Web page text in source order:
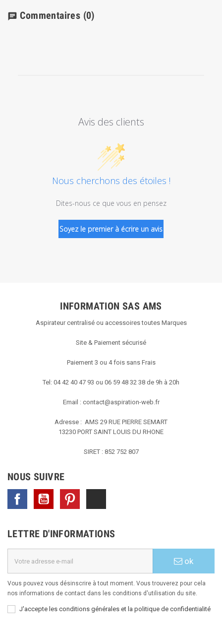
chat Commentaires (0)
Avis des clients
Nous cherchons des étoiles !
Dites-nous ce que vous en pensez
Soyez le premier à écrire un avis
INFORMATION SAS AMS
Aspirateur centralisé ou accessoires toutes Marques
Site & Paiement sécurisé
Paiement 3 ou 4 fois sans Frais
Tel: 04 42 40 47 93 ou 06 59 48 32 38 de 9h à 20h
Email : contact@aspiration-web.fr
Adresse : AMS 29 RUE PIERRE SEMART
13230 PORT SAINT LOUIS DU RHONE
SIRET : 852 752 807
NOUS SUIVRE
Facebook YouTube
LETTRE D'INFORMATIONS
ok
Vous pouvez vous désinscrire à tout moment. Vous trouverez pour cela
nos informations de contact dans les conditions d'utilisation du site.
J'accepte les conditions générales et la politique de confidentialité